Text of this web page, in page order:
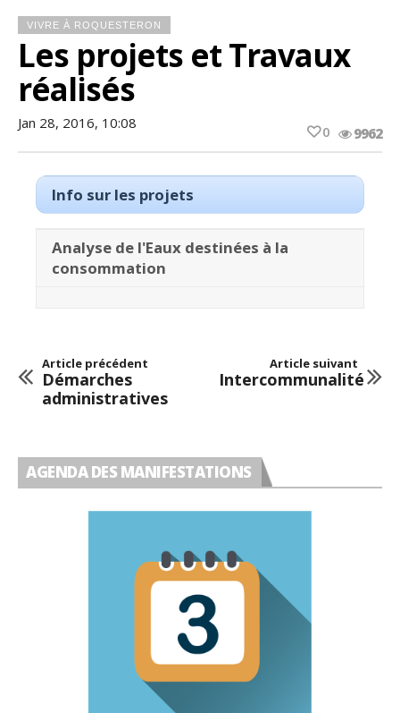
VIVRE À ROQUESTERON
Les projets et Travaux
réalisés
Jan 28, 2016, 10:08
9962
0
Info sur les projets
Analyse de l'Eaux destinées à la
consommation
Article précédent
Démarches
administratives
Article suivant
Intercommunalité
AGENDA DES MANIFESTATIONS